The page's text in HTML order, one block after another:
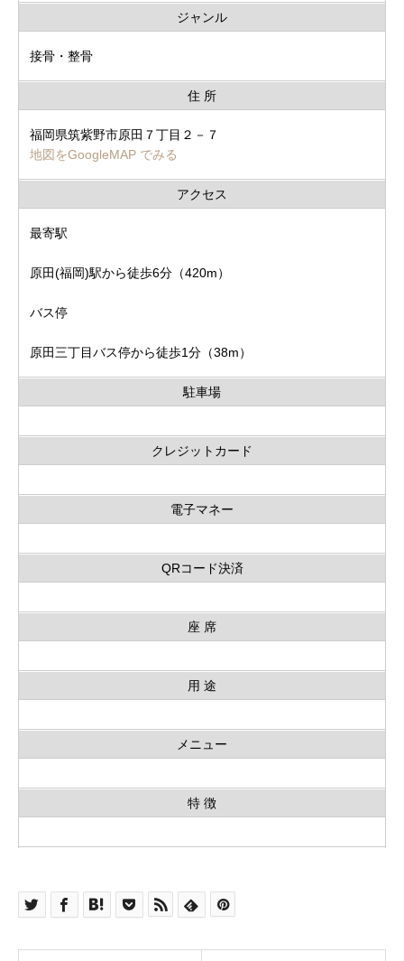
ジャンル
接骨・整骨
住 所
福岡県筑紫野市原田７丁目２－７
地図をGoogleMAP でみる
アクセス
最寄駅
原田(福岡)駅から徒歩6分（420m）
バス停
原田三丁目バス停から徒歩1分（38m）
駐車場
クレジットカード
電子マネー
QRコード決済
座 席
用 途
メニュー
特 徴